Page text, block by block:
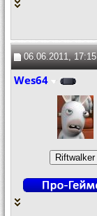
06.06.2011, 17:15
Wes64